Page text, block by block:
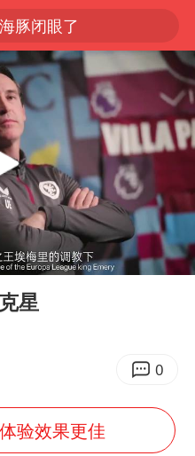
豚闭眼了
“China Cool”火了，老外爱上中国避暑游
苑火灾或由烟头引起
州《告全体市民书》
美拟年底前首次测试“金穹”反导系统
宾3.4级地震
网约车司机充电时猝死保险拒赔
陕西柞水泥石流已致2死 仍有1人失联
取消艺考
店主称换“青海拉面”招牌后生意更好
02:59
星
0
验效果更佳